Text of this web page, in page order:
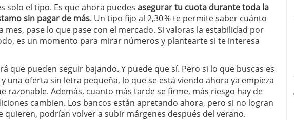
solo el tipo. Es que ahora puedes asegurar tu cuota durante toda la
sin pagar de más. Un tipo fijo al 2,30 % te permite saber cuánto
mes, pase lo que pase con el mercado. Si valoras la estabilidad por
es un momento para mirar números y plantearte si te interesa
que pueden seguir bajando. Y puede que sí. Pero si lo que buscas es
una oferta sin letra pequeña, lo que se está viendo ahora ya empieza
razonable. Además, cuanto más tarde se firme, más riesgo hay de
cambien. Los bancos están apretando ahora, pero si no logran
quieren, podrían volver a subir márgenes después del verano.